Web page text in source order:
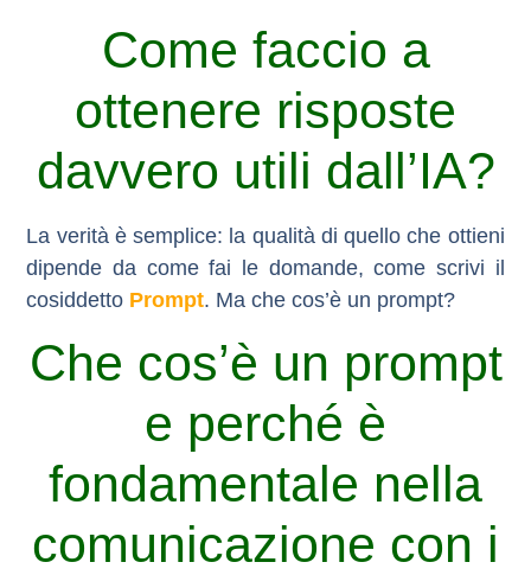
Come faccio a
ottenere risposte
davvero utili dall’IA?
La verità è semplice: la qualità di quello che ottieni
dipende da come fai le domande, come scrivi il
cosiddetto Prompt. Ma che cos’è un prompt?
Che cos’è un prompt
e perché è
fondamentale nella
comunicazione con i